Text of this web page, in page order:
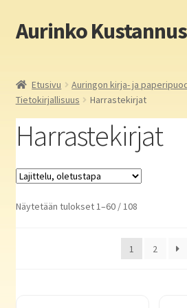
Siirry
navigointiin
Siirry
sisältöön
Aurinko Kustannus
Yritys
In English
Yhteystiedot
Aurinko Kustannus: kirjat
Auringon kirja- ja paperipuodit
Etusivu Auringon kirja- ja
Tietokirjallisuus
Harrastekirjat
Harrastekirjat
Näytetään tulokset 1–60 / 108
1 2